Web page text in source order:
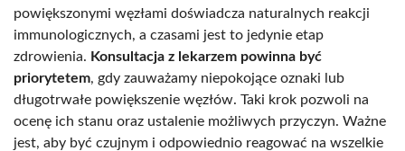
powiększonymi węzłami doświadcza naturalnych reakcji
immunologicznych, a czasami jest to jedynie etap
zdrowienia. Konsultacja z lekarzem powinna być
priorytetem, gdy zauważamy niepokojące oznaki lub
długotrwałe powiększenie węzłów. Taki krok pozwoli na
ocenę ich stanu oraz ustalenie możliwych przyczyn. Ważne
jest, aby być czujnym i odpowiednio reagować na wszelkie